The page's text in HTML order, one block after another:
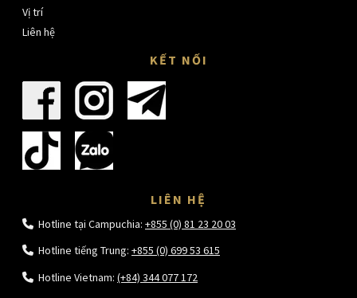
Vị trí
Liên hệ
KẾT NỐI
LIÊN HỆ
Hotline tại Campuchia: +855 (0) 81 23 20 03
Hotline tiếng Trung: +855 (0) 699 53 615
Hotline Vietnam: (+84) 344 077 172